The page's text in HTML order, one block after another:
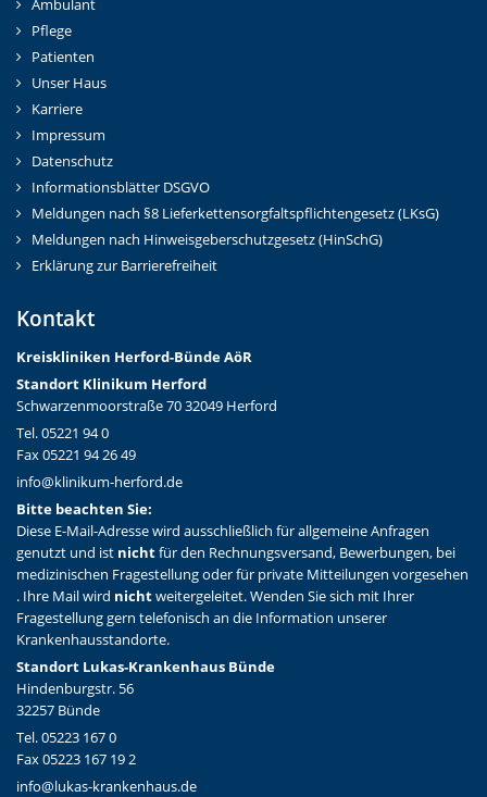
Ambulant
Pflege
Patienten
Unser Haus
Karriere
Impressum
Datenschutz
Informationsblätter DSGVO
Meldungen nach §8 Lieferkettensorgfaltspflichtengesetz (LKsG)
Meldungen nach Hinweisgeberschutzgesetz (HinSchG)
Erklärung zur Barrierefreiheit
Kontakt
Kreiskliniken Herford-Bünde AöR
Standort Klinikum Herford
Schwarzenmoorstraße 70 32049 Herford
Tel. 05221 94 0
Fax 05221 94 26 49
info@klinikum-herford.de
Bitte beachten Sie:
Diese E-Mail-Adresse wird ausschließlich für allgemeine Anfragen
genutzt und ist nichtfür den Rechnungsversand, Bewerbungen, bei
medizinischen Fragestellung oder für private Mitteilungen vorgesehen
. Ihre Mail wird nichtweitergeleitet. Wenden Sie sich mit Ihrer
Fragestellung gern telefonisch an die Information unserer
Krankenhausstandorte.
Standort Lukas-Krankenhaus Bünde
Hindenburgstr. 56
32257 Bünde
Tel. 05223 167 0
Fax 05223 167 19 2
info@lukas-krankenhaus.de